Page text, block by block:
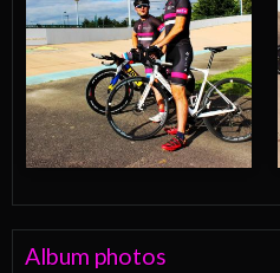
Album photos